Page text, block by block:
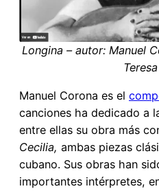
Longina – autor: Manuel
Manuel Corona es el
canciones ha dedicado a
entre ellas su obra más
Cecilia, ambas piezas
cubano. Sus obras han
importantes intérpretes,